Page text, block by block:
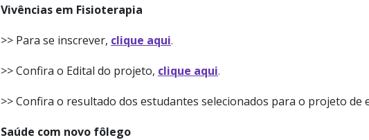
Vivências em Fisioterapia
>> Para se inscrever, clique aqui.
>> Confira o Edital do projeto, clique aqui.
>> Confira o resultado dos estudantes selecionados para o projeto de
Saúde com novo fôlego